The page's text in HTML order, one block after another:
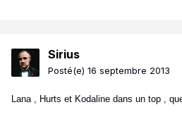
Sirius
Posté(e) 16 septembre 2013
Lana , Hurts et Kodaline dans un top ,